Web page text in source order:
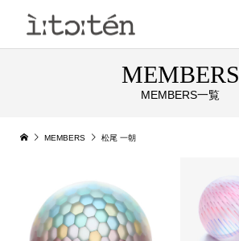
MEMBERS
MEMBERS一覧
MEMBERS 松尾 一朝